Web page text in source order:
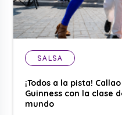
SALSA
¡Todos a la pista!
Guinness con la clase
mundo